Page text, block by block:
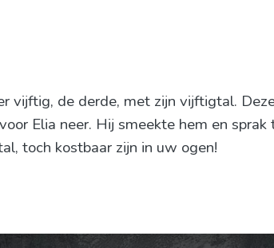
vijftig, de derde, met zijn vijftigtal.
Elia neer. Hij smeekte hem en
toch kostbaar zijn in uw ogen!